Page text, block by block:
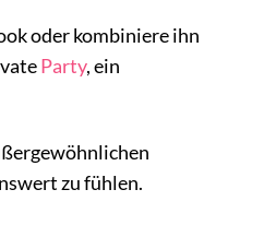
oder kombiniere ihn
Party, ein
zu fühlen.